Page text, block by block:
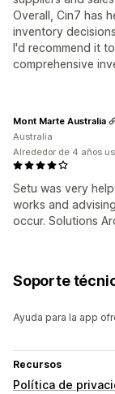
Overall, Cin7 has
inventory
I'd recommend it
comprehensive
Setu was very
works and
occur. Solutions
Mont Marte Australia
Australia
Alrededor de 4 años
Soporte
Ayuda para la app
Recursos
Política de